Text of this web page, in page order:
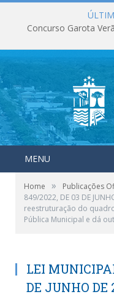
Concurso Garota
MENU
Home » Publicações
849/2022, DE 03 DE
reestruturação do
Pública Municipal e dá
LEI
DE JUNHO DE